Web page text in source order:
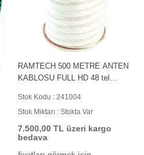
RAMTECH 500 METRE ANTEN
KABLOSU FULL HD 48 tel
Stok Kodu : 241004
Stok Miktarı : Stokta Var
7.500,00 TL üzeri kargo
bedava